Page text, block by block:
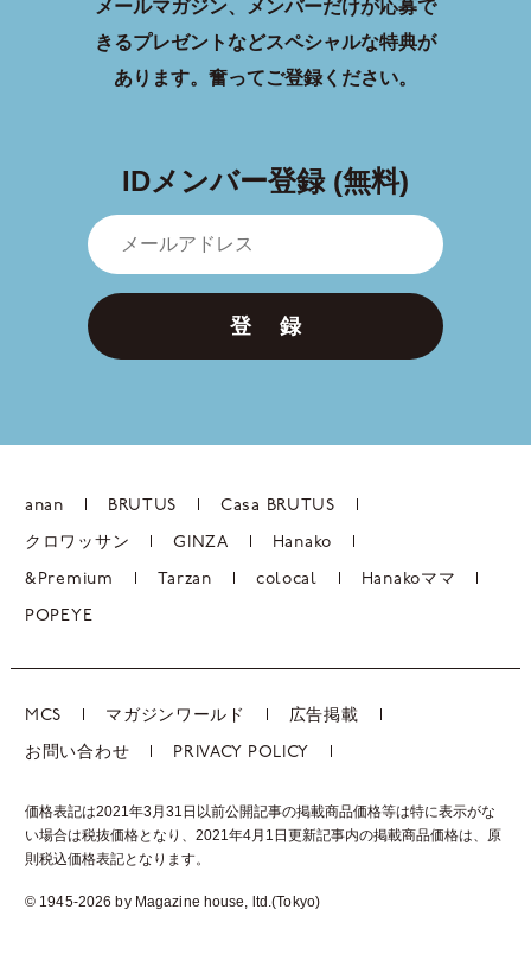
メールマガジン、メンバーだけが応募で
きるプレゼントなどスペシャルな特典が
あります。 奮ってご登録ください。
IDメンバー登録 (無料)
登 録
anan BRUTUS Casa BRUTUS
クロワッサン GINZA Hanako
&Premium Tarzan colocal Hanakoママ
POPEYE
MCS マガジンワールド 広告掲載
お問い合わせ PRIVACY POLICY
価格表記は2021年3月31日以前公開記事の掲載商品価格等は特に表示がな
い場合は税抜価格となり、2021年4月1日更新記事内の掲載商品価格は、 原
則税込価格表記となります。
© 1945-2026 by Magazine house, ltd.(Tokyo)